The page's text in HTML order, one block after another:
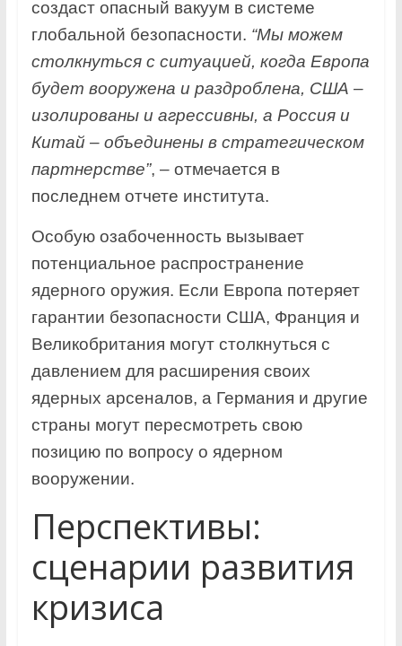
создаст опасный вакуум в системе
глобальной безопасности. “Мы можем
столкнуться с ситуацией, когда Европа
будет вооружена и раздроблена, США –
изолированы и агрессивны, а Россия и
Китай – объединены в стратегическом
партнерстве”, – отмечается в
последнем отчете института.
Особую озабоченность вызывает
потенциальное распространение
ядерного оружия. Если Европа потеряет
гарантии безопасности США, Франция и
Великобритания могут столкнуться с
давлением для расширения своих
ядерных арсеналов, а Германия и другие
страны могут пересмотреть свою
позицию по вопросу о ядерном
вооружении.
Перспективы:
сценарии развития
кризиса